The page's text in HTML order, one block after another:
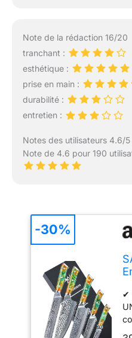
Note de la rédaction 16/20
tranchant :
esthétique :
prise en main :
durabilité :
entretien :
Notes des utilisateurs 4.6/5
Note de 4.6 pour 190
-
✔
-30%